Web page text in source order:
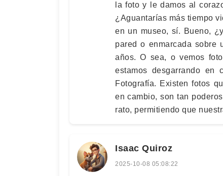
la foto y le damos al
¿Aguantarías más tiempo
en un museo, sí. Bueno,
pared o enmarcada sobre
años. O sea, o vemos
estamos desgarrando en
Fotografía. Existen fotos
en cambio, son tan
rato, permitiendo que
Isaac Quiroz
2025-10-08 05:08:22